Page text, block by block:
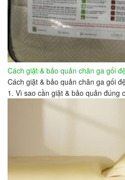
Cách giặt & bảo quản chăn ga gối
Cách giặt & bảo quản chăn ga gối
1. Vì sao cần giặt & bảo quản đúng